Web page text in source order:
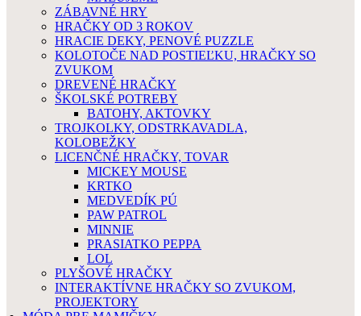
ZÁBAVNÉ HRY
HRAČKY OD 3 ROKOV
HRACIE DEKY, PENOVÉ PUZZLE
KOLOTOČE NAD POSTIEĽKU, HRAČKY SO
ZVUKOM
DREVENÉ HRAČKY
ŠKOLSKÉ POTREBY
BATOHY, AKTOVKY
TROJKOLKY, ODSTRKAVADLA,
KOLOBEŽKY
LICENČNÉ HRAČKY, TOVAR
MICKEY MOUSE
KRTKO
MEDVEDÍK PÚ
PAW PATROL
MINNIE
PRASIATKO PEPPA
LOL
PLYŠOVÉ HRAČKY
INTERAKTÍVNE HRAČKY SO ZVUKOM,
PROJEKTORY